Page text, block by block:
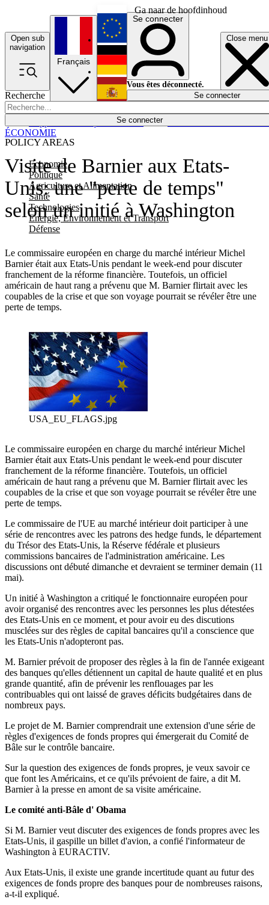
Ga naar de hoofdinhoud
Open sub
navigation
Close menu
Recherche
Se connecter
POLICY AREAS
Economie
Politique
Agriculture et Alimentation
Santé
Technologies
Energie, Environnement et Transport
Défense
Économie
Français
English
Deutsch
Español
Se connecter
Vous êtes déconnecté.
Se connecter
Visite de Barnier aux Etats-
Unis: une "perte de temps"
selon un initié à Washington
Le commissaire européen en charge du marché intérieur Michel
Barnier était aux Etats-Unis pendant le week-end pour discuter
franchement de la réforme financière. Toutefois, un officiel
américain de haut rang a prévenu que M. Barnier flirtait avec les
coupables de la crise et que son voyage pourrait se révéler être une
perte de temps.
ÉCONOMIE
USA_EU_FLAGS.jpg
Le commissaire européen en charge du marché intérieur Michel
Barnier était aux Etats-Unis pendant le week-end pour discuter
franchement de la réforme financière. Toutefois, un officiel
américain de haut rang a prévenu que M. Barnier flirtait avec les
coupables de la crise et que son voyage pourrait se révéler être une
perte de temps.
Le commissaire de l'UE au marché intérieur doit participer à une
série de rencontres avec les patrons des hedge funds, le département
du Trésor des Etats-Unis, la Réserve fédérale et plusieurs
commissions bancaires de l'administration américaine. Les
discussions ont débuté dimanche et devraient se terminer demain (11
mai).
Un initié à Washington a critiqué le fonctionnaire européen pour
avoir organisé des rencontres avec les personnes les plus détestées
des Etats-Unis en ce moment, et pour avoir eu des discutions
musclées sur des règles de capital bancaires qu'il a conscience que
les Etats-Unis n'adopteront pas.
M. Barnier prévoit de proposer des règles à la fin de l'année exigeant
des banques qu'elles détiennent un capital de haute qualité et en plus
grande quantité, afin de prévenir les renflouages par les
contribuables qui ont laissé de graves déficits budgétaires dans de
nombreux pays.
Le projet de M. Barnier comprendrait une extension d'une série de
règles d'exigences de fonds propres qui émergerait du Comité de
Bâle sur le contrôle bancaire.
Sur la question des exigences de fonds propres, je veux savoir ce
que font les Américains, et ce qu'ils prévoient de faire, a dit M.
Barnier à la presse en amont de sa visite américaine.
Le comité anti-Bâle d' Obama
Si M. Barnier veut discuter des exigences de fonds propres avec les
Etats-Unis, il gaspille un billet d'avion, a confié l'informateur de
Washington à EURACTIV.
Aux Etats-Unis, il existe une grande incertitude quant au futur des
exigences de fonds propre des banques pour de nombreuses raisons,
a-t-il expliqué.